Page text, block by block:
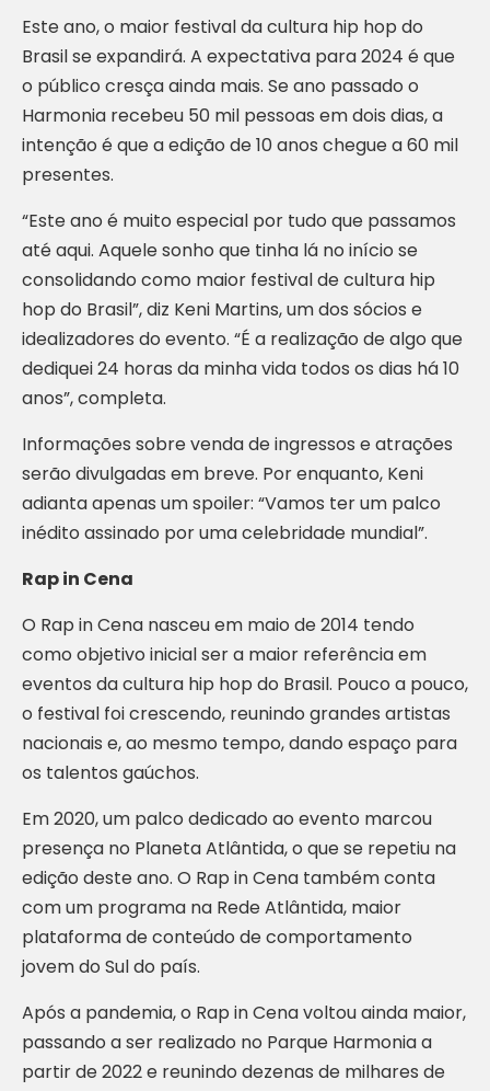
Este ano, o maior festival da cultura hip hop do
Brasil se expandirá. A expectativa para 2024 é que
o público cresça ainda mais. Se ano passado o
Harmonia recebeu 50 mil pessoas em dois dias, a
intenção é que a edição de 10 anos chegue a 60 mil
presentes.
“Este ano é muito especial por tudo que passamos
até aqui. Aquele sonho que tinha lá no início se
consolidando como maior festival de cultura hip
hop do Brasil”, diz Keni Martins, um dos sócios e
idealizadores do evento. “É a realização de algo que
dediquei 24 horas da minha vida todos os dias há 10
anos”, completa.
Informações sobre venda de ingressos e atrações
serão divulgadas em breve. Por enquanto, Keni
adianta apenas um spoiler: “Vamos ter um palco
inédito assinado por uma celebridade mundial”.
Rap in Cena
O Rap in Cena nasceu em maio de 2014 tendo
como objetivo inicial ser a maior referência em
eventos da cultura hip hop do Brasil. Pouco a pouco,
o festival foi crescendo, reunindo grandes artistas
nacionais e, ao mesmo tempo, dando espaço para
os talentos gaúchos.
Em 2020, um palco dedicado ao evento marcou
presença no Planeta Atlântida, o que se repetiu na
edição deste ano. O Rap in Cena também conta
com um programa na Rede Atlântida, maior
plataforma de conteúdo de comportamento
jovem do Sul do país.
Após a pandemia, o Rap in Cena voltou ainda maior,
passando a ser realizado no Parque Harmonia a
partir de 2022 e reunindo dezenas de milhares de